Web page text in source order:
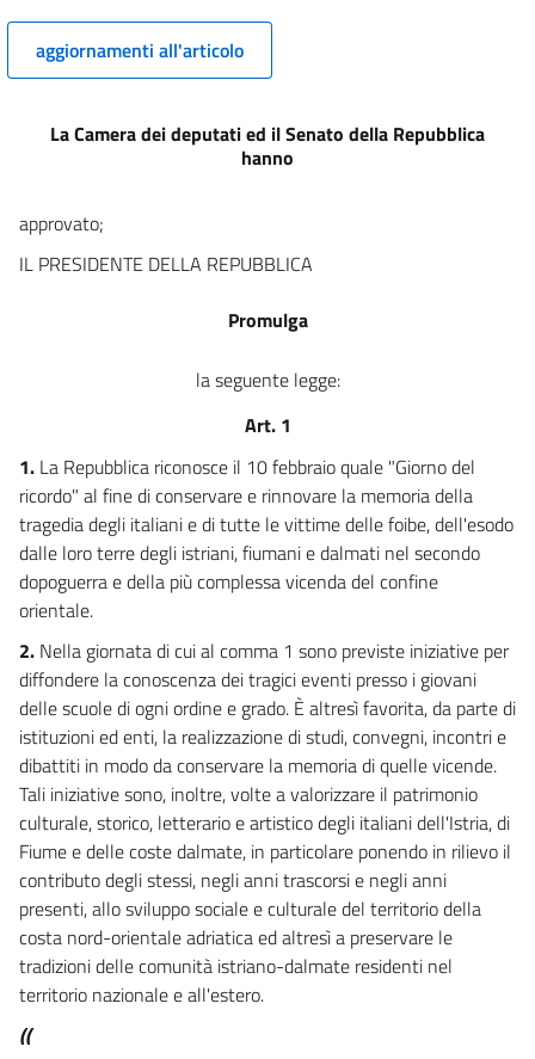
aggiornamenti all'articolo
La Camera dei deputati ed il Senato della Repubblica
hanno
approvato;
IL PRESIDENTE DELLA REPUBBLICA
Promulga
la seguente legge:
Art. 1
1. La Repubblica riconosce il 10 febbraio quale "Giorno del
ricordo" al fine di conservare e rinnovare la memoria della
tragedia degli italiani e di tutte le vittime delle foibe, dell'esodo
dalle loro terre degli istriani, fiumani e dalmati nel secondo
dopoguerra e della più complessa vicenda del confine
orientale.
2. Nella giornata di cui al comma 1 sono previste iniziative per
diffondere la conoscenza dei tragici eventi presso i giovani
delle scuole di ogni ordine e grado. È altresì favorita, da parte di
istituzioni ed enti, la realizzazione di studi, convegni, incontri e
dibattiti in modo da conservare la memoria di quelle vicende.
Tali iniziative sono, inoltre, volte a valorizzare il patrimonio
culturale, storico, letterario e artistico degli italiani dell'Istria, di
Fiume e delle coste dalmate, in particolare ponendo in rilievo il
contributo degli stessi, negli anni trascorsi e negli anni
presenti, allo sviluppo sociale e culturale del territorio della
costa nord-orientale adriatica ed altresì a preservare le
tradizioni delle comunità istriano-dalmate residenti nel
territorio nazionale e all'estero.
((